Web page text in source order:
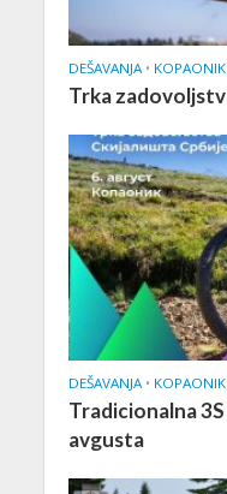
DEŠAVANJA • KOPAONIK
Trka
DEŠAVANJA • KOPAONIK
Tradicionalna
avgusta